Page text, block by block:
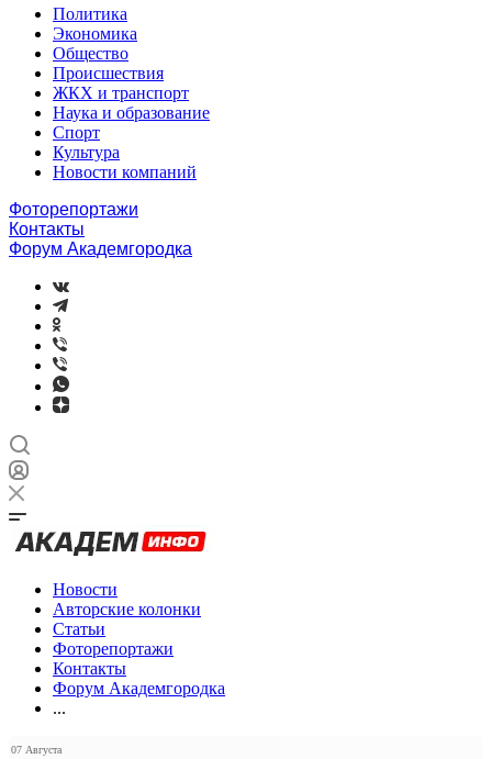
Политика
Экономика
Общество
Происшествия
ЖКХ и транспорт
Наука и образование
Спорт
Культура
Новости компаний
Фоторепортажи
Контакты
Форум Академгородка
Новости
Авторские колонки
Статьи
Фоторепортажи
Контакты
Форум Академгородка
...
07 Августа